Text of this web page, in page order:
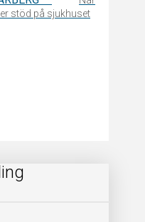
stöd på sjukhuset